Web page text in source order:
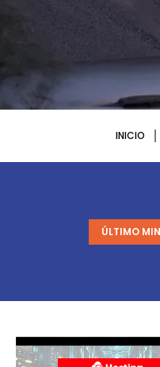
INICIO
ÚLTIMO